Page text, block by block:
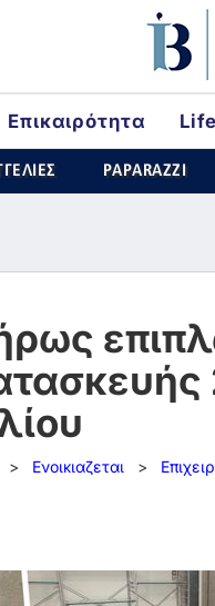
Επικαιρότητα
World
PAPARAZZI
> Ενοικιαζεται >